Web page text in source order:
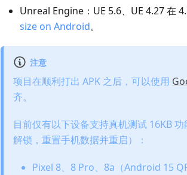
Unreal Engine：UE 5.6、UE 4.27 在
size on Android。
注意
项目在顺利打出 APK 之后，可以使用
齐。
目前仅有以下设备支持真机测试 16KB
解锁，重置手机数据并重启）：
Pixel 8、8 Pro、8a（Android 15